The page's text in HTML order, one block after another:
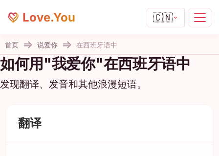
Love.You 🇨🇳
首页 说爱你 在西班牙语中
如何用"我爱你"在西班牙语中
发现翻译、发音和其他浪漫短语。
翻译